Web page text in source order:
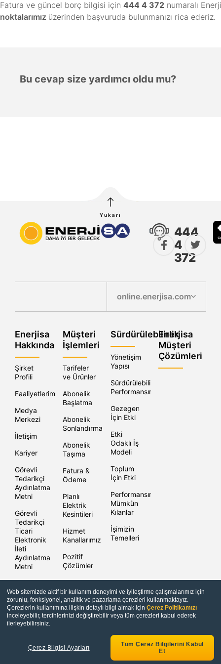
Web sitemizde aktif bir kullanım deneyimi ve iyileştirme çalışmalarımız için
zorunlu, fonksiyonel, analitik ve pazarlama çerezleri kullanmaktayız.
Çerezlerin kullanımına ilişkin detaylı bilgi almak içinÇerez Politikamızı
inceleyebilir, tercihlerinizi değiştirebilir veya tüm çerezleri kabul ederek
ilerleyebilirsiniz.
Çerez Bilgisi Ayarları
Tüm Çerez Bilgilerini Kabul
Et
Fatura ve güncel borç bilgisi için 444 4 372 numaralı
noktalarımız üzerinden başvuruda bulunmanızı rica ederiz.
Bu cevap size yardımcı oldu mu?
444
4
372
online.enerjisa.com
Enerjisa
Hakkında
Şirket
Profili
Faaliyetlerimiz
Medya
Merkezi
İletişim
Kariyer
Görevli
Tedarikçi
Aydınlatma
Metni
Görevli
Tedarikçi
Ticari
Elektronik
İleti
Aydınlatma
Metni
Güvenliği
Müşteri
İşlemleri
Tarifeler
ve Ürünler
Abonelik
Başlatma
Abonelik
Sonlandırma
Abonelik
Taşıma
Fatura &
Ödeme
Planlı
Elektrik
Kesintileri
Hizmet
Kanallarımız
Pozitif
Çözümler
Sürdürülebilirlik
Yönetişim
Yapısı
Sürdürülebilirlik
Performansımız
Gezegen
İçin Etki
Etki
Odaklı İş
Modeli
Toplum
İçin Etki
Performansımızı
Mümkün
Kılanlar
İşimizin
Temelleri
Enerjisa
Müşteri
Çözümleri
Copyright © Enerjisa 2021 |
Yukarı
Sıkça Sorulan
Güvence Bedeli
Sorgulama